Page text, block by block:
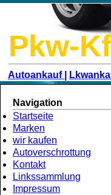
Pkw-
Autoankauf |
Navigation
Startseite
Marken
wir kaufen
Autoverschrottung
Kontakt
Linkssammlung
Impressum